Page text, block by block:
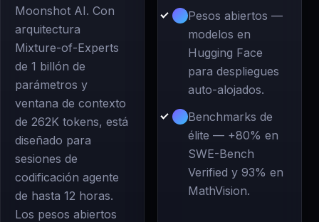
Moonshot AI. Con
arquitectura
Mixture-of-Experts
de 1 billón de
parámetros y
ventana de contexto
de 262K tokens, está
diseñado para
sesiones de
codificación agente
de hasta 12 horas.
Los pesos abiertos
Pesos abiertos —
modelos en
Hugging Face
para despliegues
auto-alojados.
Benchmarks de
élite — +80% en
SWE-Bench
Verified y 93% en
MathVision.